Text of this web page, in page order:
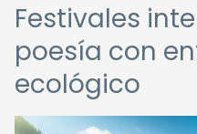
Festivales
poesía con
ecológico